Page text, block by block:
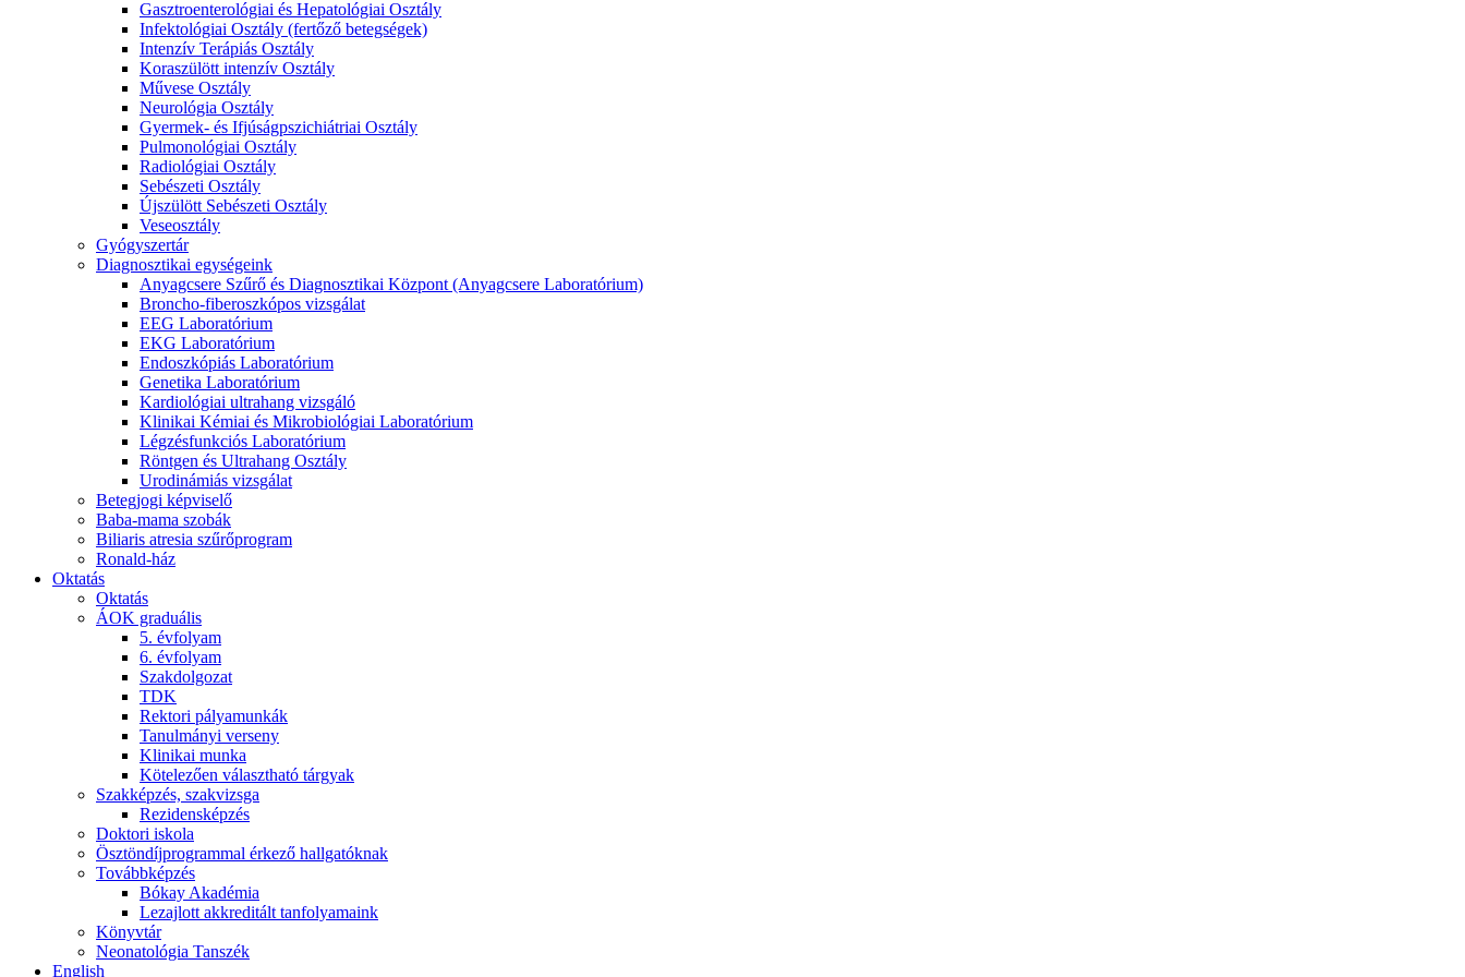
Gasztroenterológiai és Hepatológiai Osztály
Infektológiai Osztály (fertőző betegségek)
Intenzív Terápiás Osztály
Koraszülött intenzív Osztály
Művese Osztály
Neurológia Osztály
Gyermek- és Ifjúságpszichiátriai Osztály
Pulmonológiai Osztály
Radiológiai Osztály
Sebészeti Osztály
Újszülött Sebészeti Osztály
Veseosztály
Gyógyszertár
Diagnosztikai egységeink
Anyagcsere Szűrő és Diagnosztikai Központ (Anyagcsere Laboratórium)
Broncho-fiberoszkópos vizsgálat
EEG Laboratórium
EKG Laboratórium
Endoszkópiás Laboratórium
Genetika Laboratórium
Kardiológiai ultrahang vizsgáló
Klinikai Kémiai és Mikrobiológiai Laboratórium
Légzésfunkciós Laboratórium
Röntgen és Ultrahang Osztály
Urodinámiás vizsgálat
Betegjogi képviselő
Baba-mama szobák
Biliaris atresia szűrőprogram
Ronald-ház
Oktatás
Oktatás
ÁOK graduális
5. évfolyam
6. évfolyam
Szakdolgozat
TDK
Rektori pályamunkák
Tanulmányi verseny
Klinikai munka
Kötelezően választható tárgyak
Szakképzés, szakvizsga
Rezidensképzés
Doktori iskola
Ösztöndíjprogrammal érkező hallgatóknak
Továbbképzés
Bókay Akadémia
Lezajlott akkreditált tanfolyamaink
Könyvtár
Neonatológia Tanszék
English